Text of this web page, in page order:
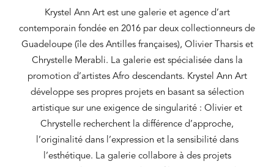
Krystel Ann Art est une galerie et agence d’art
contemporain fondée en 2016 par deux collectionneurs de
Guadeloupe (île des Antilles françaises), Olivier Tharsis et
Chrystelle Merabli. La galerie est spécialisée dans la
promotion d’artistes Afro descendants. Krystel Ann Art
développe ses propres projets en basant sa sélection
artistique sur une exigence de singularité : Olivier et
Chrystelle recherchent la différence d’approche,
l’originalité dans l’expression et la sensibilité dans
l’esthétique. La galerie collabore à des projets